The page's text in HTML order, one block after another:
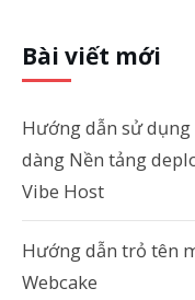
Bài viết mới
Hướng dẫn sử
dàng Nền tảng
Vibe Host
Hướng dẫn trỏ tên
Webcake